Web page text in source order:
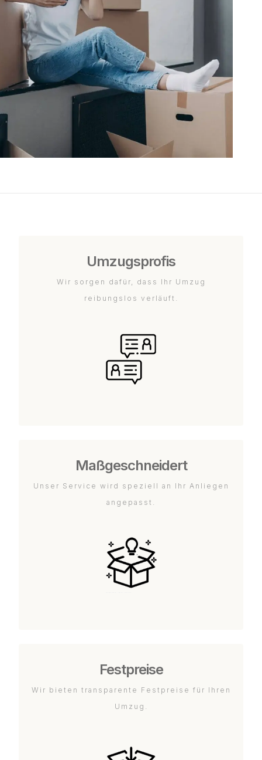
Umzugsprofis
Wir sorgen dafür, dass Ihr Umzug
reibungslos verläuft.
Maßgeschneidert
Unser Service wird speziell an Ihr Anliegen
angepasst.
Festpreise
Wir bieten transparente Festpreise für Ihren
Umzug.